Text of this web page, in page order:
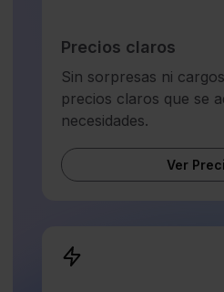
Precios claros
Sin sorpresas ni
precios claros que se
necesidades.
Ver